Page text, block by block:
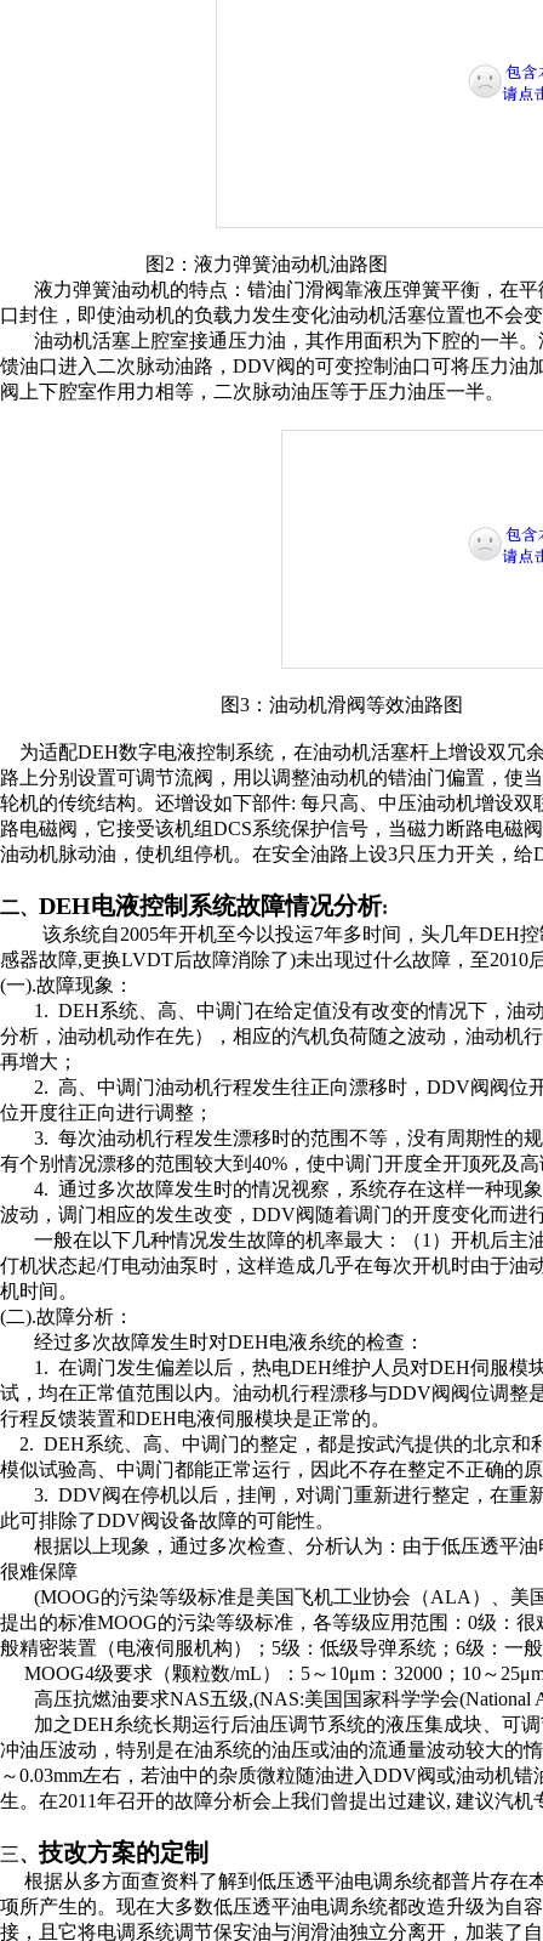
图2 ：液力弹簧油动机油路图
液力弹簧油动机的特点：错油门滑阀靠液压弹簧平衡，在
口封住，即使油动机的负载力发生变化油动机活塞位置也不会
油动机活塞上腔室接通压力油，其作用面积为下腔的一半
馈油口进入二次脉动油路， DDV阀的可变控制油口可将压力油
阀上下腔室作用力相等，二次脉动油压等于压力油压一半。
图3 ：油动机滑阀等效油路图
为适配DEH数字电液控制系统，在油动机活塞杆上增设双冗
路上分别设置可调节流阀，用以调整油动机的错油门偏置，使当
轮机的传统结构。还增设如下部件: 每只高、中压油动机增设双
路电磁阀，它接受该机组DCS系统保护信号，当磁力断路电磁
油动机脉动油，使机组停机。在安全油路上设3只压力开关，给
二、 DEH电液控制系统故障情况分析:
该糸统自2005年开机至今以投运7年多时间，头几年DEH控
感器故障,更换LVDT后故障消除了)未出现过什么故障，至2010
(一).故障现象：
1. DEH系统、高、中调门在给定值没有改变的情况下，油
分析，油动机动作在先），相应的汽机负荷随之波动，油动机
再增大；
2. 高、中调门油动机行程发生往正向漂移时，DDV阀阀位
位开度往正向进行调整；
3. 每次油动机行程发生漂移时的范围不等，没有周期性的
有个别情况漂移的范围较大到40%，使中调门开度全开顶死及
4. 通过多次故障发生时的情况视察，系统存在这样一种现
波动，调门相应的发生改变，DDV阀随着调门的开度变化而进
一般在以下几种情况发生故障的机率最大：（1）开机后
仃机状态起/仃电动油泵时，这样造成几乎在每次开机时由于
机时间。
(二).故障分析：
经过多次故障发生时对DEH电液糸统的检查：
1. 在调门发生偏差以后，热电DEH维护人员对DEH伺服
试，均在正常值范围以内。油动机行程漂移与DDV阀阀位调
行程反馈装置和DEH电液伺服模块是正常的。
2. DEH系统、高、中调门的整定，都是按武汽提供的北
模似试验高、中调门都能正常运行，因此不存在整定不正确的
3. DDV阀在停机以后，挂闸，对调门重新进行整定，在重
此可排除了DDV阀设备故障的可能性。
根据以上现象，通过多次检查、分析认为： 由于低压透平油
很难保障
(MOOG的污染等级标准是美国飞机工业协会（ALA）、美
提出的标准MOOG的污染等级标准，各等级应用范围：0级：
般精密装置（电液伺服机构）；5级：低级导弹系统；6级：一
MOOG4级要求（颗粒数/mL）：5～10μm：32000；10～25μ
高压抗燃油要求NAS五级,(NAS:美国国家科学学会(National
加之DEH糸统长期运行后油压调节系统的液压集成块、可
冲油压波动，特别是在油系统的油压或油的流通量波动较大的
～0.03mm左右，若油中的杂质微粒随油进入DDV阀或油动机错
生。在2011年召开的故障分析会上我们曾提出过建议, 建议汽
三、 技改方案的定制
根据从多方面查资料了解到低压透平油电调糸统都普片存在
项所产生的。现在大多数低压透平油电调糸统都改造升级为自
接，且它将电调系统调节保安油与润滑油独立分离开， 加装了